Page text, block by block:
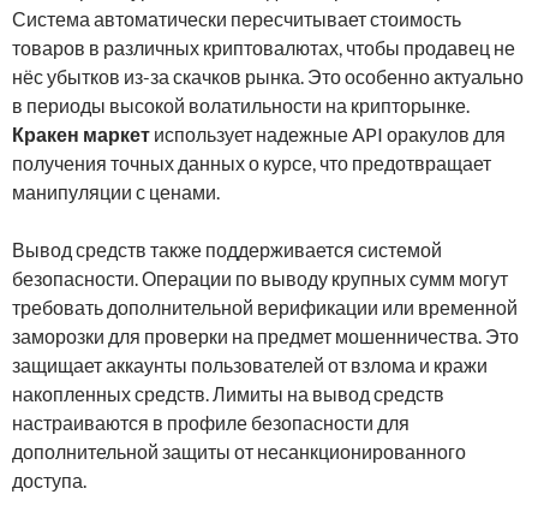
Система автоматически пересчитывает стоимость
товаров в различных криптовалютах, чтобы продавец не
нёс убытков из-за скачков рынка. Это особенно актуально
в периоды высокой волатильности на крипторынке.
Кракен маркет использует надежные API оракулов для
получения точных данных о курсе, что предотвращает
манипуляции с ценами.
Вывод средств также поддерживается системой
безопасности. Операции по выводу крупных сумм могут
требовать дополнительной верификации или временной
заморозки для проверки на предмет мошенничества. Это
защищает аккаунты пользователей от взлома и кражи
накопленных средств. Лимиты на вывод средств
настраиваются в профиле безопасности для
дополнительной защиты от несанкционированного
доступа.